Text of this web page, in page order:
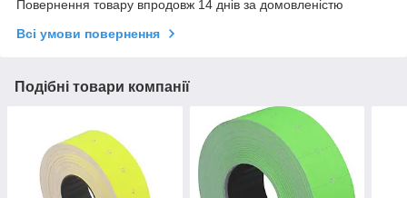
Повернення товару впродовж 14 днів за домовленістю
Всі умови повернення
Подібні товари компанії